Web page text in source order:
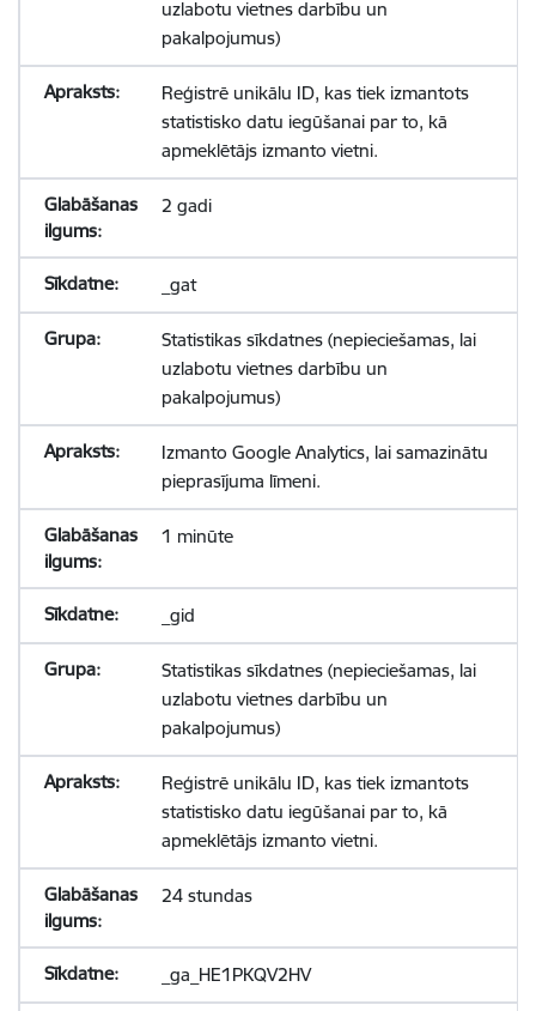
uzlabotu vietnes darbību un
pakalpojumus)
Reģistrē unikālu ID, kas tiek izmantots
statistisko datu iegūšanai par to, kā
apmeklētājs izmanto vietni.
2 gadi
_gat
Statistikas sīkdatnes (nepieciešamas, lai
uzlabotu vietnes darbību un
pakalpojumus)
Izmanto Google Analytics, lai samazinātu
pieprasījuma līmeni.
1 minūte
_gid
Statistikas sīkdatnes (nepieciešamas, lai
uzlabotu vietnes darbību un
pakalpojumus)
Reģistrē unikālu ID, kas tiek izmantots
statistisko datu iegūšanai par to, kā
apmeklētājs izmanto vietni.
24 stundas
_ga_HE1PKQV2HV